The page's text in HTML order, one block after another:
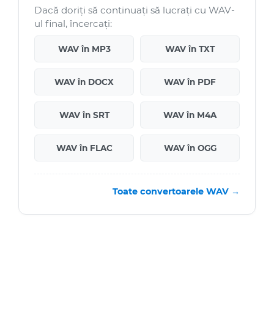
Dacă doriți să continuați să lucrați cu WAV-
ul final, încercați:
WAV în MP3 WAV în TXT
WAV în DOCX WAV în PDF
WAV în SRT WAV în M4A
WAV în FLAC WAV în OGG
Toate convertoarele WAV →